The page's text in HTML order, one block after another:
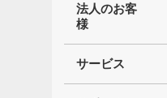
法人のお客
様
サービス